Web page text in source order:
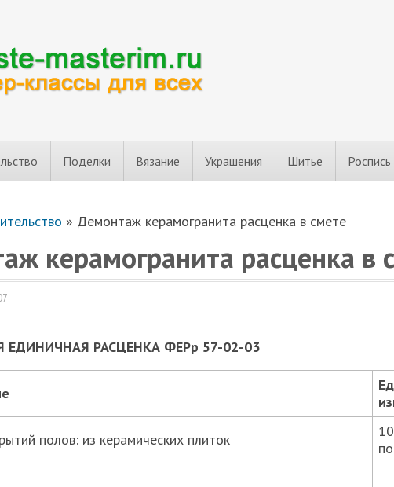
Поделки Вязание Украшения Шитье Роспись
» Демонтаж керамогранита расценка в смете
керамогранита расценка в
ЕДИНИЧНАЯ РАСЦЕНКА ФЕРр 57-02-03
полов: из керамических плиток